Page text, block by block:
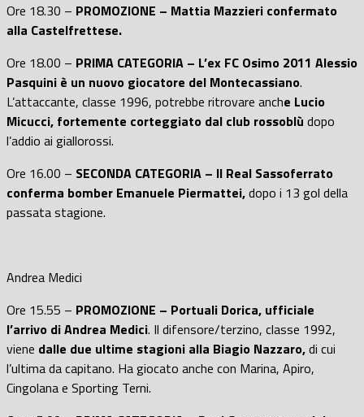
Ore 18.30 – PROMOZIONE – Mattia Mazzieri confermato
alla Castelfrettese.
Ore 18.00 – PRIMA CATEGORIA – L’ex FC Osimo 2011 Alessio
Pasquini è un nuovo giocatore del Montecassiano.
L’attaccante, classe 1996, potrebbe ritrovare anche Lucio
Micucci, fortemente corteggiato dal club rossoblù dopo
l’addio ai giallorossi.
Ore 16.00 – SECONDA CATEGORIA – Il Real Sassoferrato
conferma bomber Emanuele Piermattei,dopo i 13 gol della
passata stagione.
Andrea Medici
Ore 15.55 – PROMOZIONE – Portuali Dorica, ufficiale
l’arrivo di Andrea Medici. Il difensore/terzino, classe 1992,
viene dalle due ultime stagioni alla Biagio Nazzaro,di cui
l’ultima da capitano. Ha giocato anche con Marina, Apiro,
Cingolana e Sporting Terni.